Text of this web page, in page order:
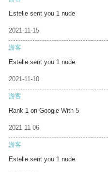
Estelle sent you 1 nude
2021-11-15
游客
Estelle sent you 1 nude
2021-11-10
游客
Rank 1 on Google With 5
2021-11-06
游客
Estelle sent you 1 nude